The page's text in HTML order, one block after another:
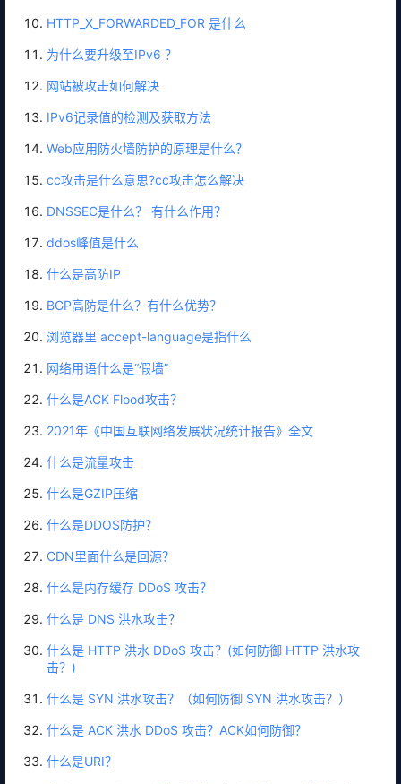
HTTP_X_FORWARDED_FOR 是什么
为什么要升级至IPv6 ？
网站被攻击如何解决
IPv6记录值的检测及获取方法
Web应用防火墙防护的原理是什么？
cc攻击是什么意思?cc攻击怎么解决
DNSSEC是什么？ 有什么作用？
ddos峰值是什么
什么是高防IP
BGP高防是什么？有什么优势？
浏览器里 accept-language是指什么
网络用语什么是“假墙”
什么是ACK Flood攻击？
2021年《中国互联网络发展状况统计报告》全文
什么是流量攻击
什么是GZIP压缩
什么是DDOS防护？
CDN里面什么是回源？
什么是内存缓存 DDoS 攻击？
什么是 DNS 洪水攻击？
什么是 HTTP 洪水 DDoS 攻击？(如何防御 HTTP 洪水攻
击？)
什么是 SYN 洪水攻击？（如何防御 SYN 洪水攻击？）
什么是 ACK 洪水 DDoS 攻击？ACK如何防御？
什么是URI？